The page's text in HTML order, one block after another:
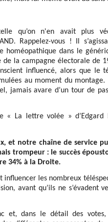
qu’on n'en avait plus
Rappelez-vous ! Il
homéopathique dans le
la campagne électorale de
influencé, alors que le
au moment du
jamais avare d’un tour de
« La lettre volée » d’Edgard
et notre chaîne de service
trompeur : le succès
34% à la Droite.
influencer les nombreux
avant qu’ils ne s’évadent
et, dans le détail des votes,